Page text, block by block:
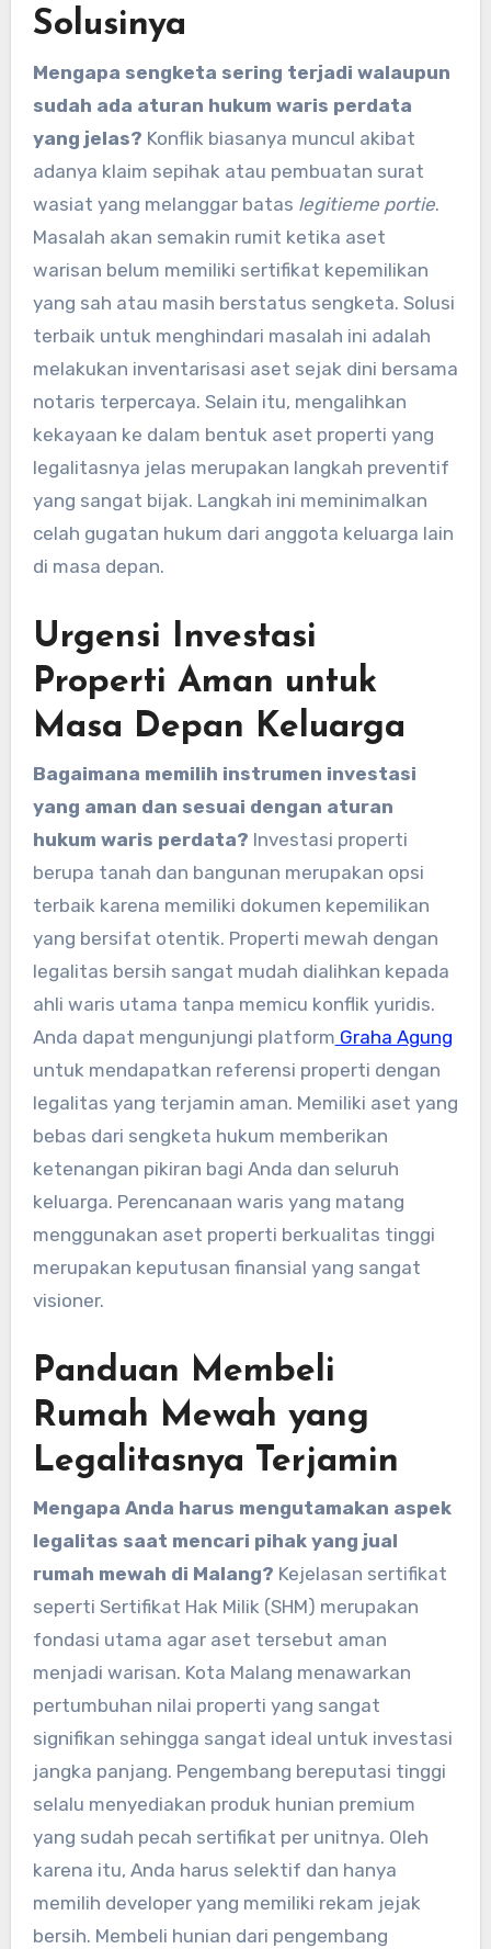
Solusinya
Mengapa sengketa sering terjadi walaupun
sudah ada aturan hukum waris perdata
yang jelas? Konflik biasanya muncul akibat
adanya klaim sepihak atau pembuatan surat
wasiat yang melanggar batas legitieme portie.
Masalah akan semakin rumit ketika aset
warisan belum memiliki sertifikat kepemilikan
yang sah atau masih berstatus sengketa. Solusi
terbaik untuk menghindari masalah ini adalah
melakukan inventarisasi aset sejak dini bersama
notaris terpercaya. Selain itu, mengalihkan
kekayaan ke dalam bentuk aset properti yang
legalitasnya jelas merupakan langkah preventif
yang sangat bijak. Langkah ini meminimalkan
celah gugatan hukum dari anggota keluarga lain
di masa depan.
Urgensi Investasi
Properti Aman untuk
Masa Depan Keluarga
Bagaimana memilih instrumen investasi
yang aman dan sesuai dengan aturan
hukum waris perdata? Investasi properti
berupa tanah dan bangunan merupakan opsi
terbaik karena memiliki dokumen kepemilikan
yang bersifat otentik. Properti mewah dengan
legalitas bersih sangat mudah dialihkan kepada
ahli waris utama tanpa memicu konflik yuridis.
Anda dapat mengunjungi platform Graha Agung
untuk mendapatkan referensi properti dengan
legalitas yang terjamin aman. Memiliki aset yang
bebas dari sengketa hukum memberikan
ketenangan pikiran bagi Anda dan seluruh
keluarga. Perencanaan waris yang matang
menggunakan aset properti berkualitas tinggi
merupakan keputusan finansial yang sangat
visioner.
Panduan Membeli
Rumah Mewah yang
Legalitasnya Terjamin
Mengapa Anda harus mengutamakan aspek
legalitas saat mencari pihak yang jual
rumah mewah di Malang? Kejelasan sertifikat
seperti Sertifikat Hak Milik (SHM) merupakan
fondasi utama agar aset tersebut aman
menjadi warisan. Kota Malang menawarkan
pertumbuhan nilai properti yang sangat
signifikan sehingga sangat ideal untuk investasi
jangka panjang. Pengembang bereputasi tinggi
selalu menyediakan produk hunian premium
yang sudah pecah sertifikat per unitnya. Oleh
karena itu, Anda harus selektif dan hanya
memilih developer yang memiliki rekam jejak
bersih. Membeli hunian dari pengembang